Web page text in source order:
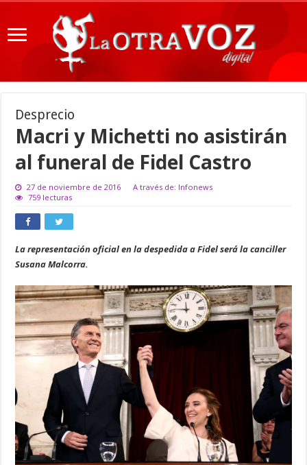
Desprecio
Macri y Michetti no asistirán
al funeral de Fidel Castro
27 de noviembre de 2016
A través de: Infonews
759 lecturas
La representación oficial en la despedida a Fidel será la canciller
Susana Malcorra.